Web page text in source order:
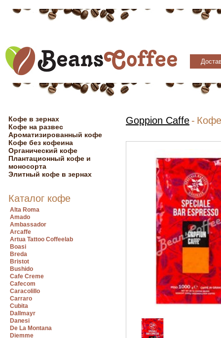
Кофе в зернах
Кофе на развес
Ароматизированный кофе
Кофе без кофеина
Органический кофе
Плантационный кофе и
моносорта
Элитный кофе в зернах
Каталог кофе
Alta Roma
Amado
Ambassador
Arcaffe
Artua Tattoo Coffeelab
Boasi
Breda
Bristot
Bushido
Cafe Creme
Cafecom
Caracolillo
Carraro
Cubita
Dallmayr
Danesi
De La Montana
Diemme
Goppion Caffe -